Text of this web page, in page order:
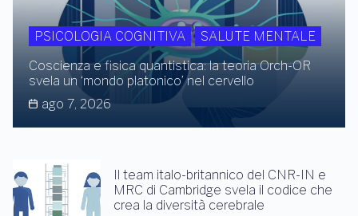
PSICOLOGIA COGNITIVA
SALUTE MENTALE
Coscienza e fisica quantistica: la teoria Orch-OR
svela un ‘mondo platonico’ nel cervello
ago 7, 2026
Il team italo-britannico del CNR-IN e
MRC di Cambridge svela il codice che
crea la diversità cerebrale